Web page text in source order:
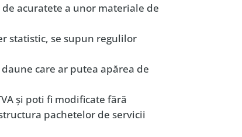
acuratete a unor materiale de
statistic, se supun regulilor
care ar putea apărea de
şi poti fi modificate fără
pachetelor de servicii